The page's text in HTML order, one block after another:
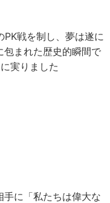
戦を制し、夢は遂に
包まれた歴史的瞬間で
実りました
に「私たちは偉大な